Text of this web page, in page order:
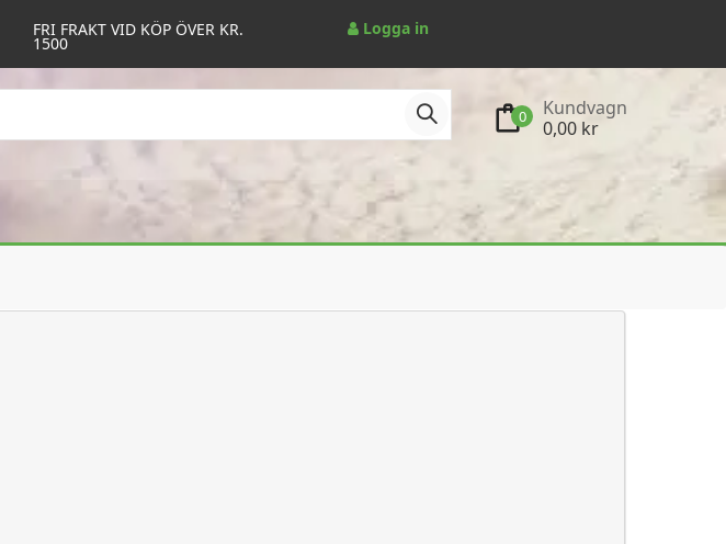
FRI FRAKT VID KÖP ÖVER KR.
1500
Logga in
0
Kundvagn
0,00 kr